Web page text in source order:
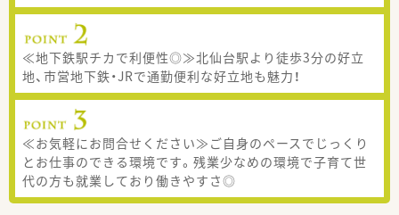
≪地下鉄駅チカで利便性◎≫北仙台駅より徒歩3分の好立
地、市営地下鉄・JRで通勤便利な好立地も魅力！
≪お気軽にお問合せください≫ご自身のペースでじっくり
とお仕事のできる環境です。残業少なめの環境で子育て世
代の方も就業しており働きやすさ◎